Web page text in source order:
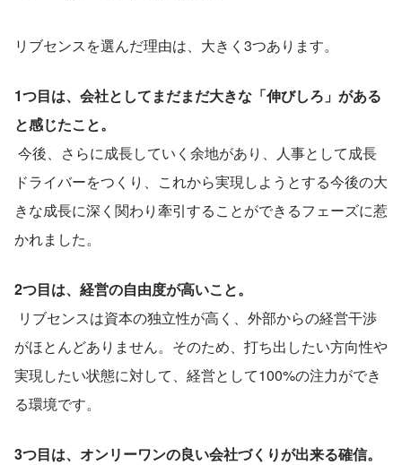
リブセンスを選んだ理由は、大きく3つあります。
1つ目は、会社としてまだまだ大きな「伸びしろ」がある
と感じたこと。
ドライバーをつくり、これから実現しようとする今後の大
きな成長に深く関わり牽引することができるフェーズに惹
かれました。
2つ目は、経営の自由度が高いこと。
がほとんどありません。そのため、打ち出したい方向性や
実現したい状態に対して、経営として100%の注力ができ
る環境です。
3つ目は、オンリーワンの良い会社づくりが出来る確信。